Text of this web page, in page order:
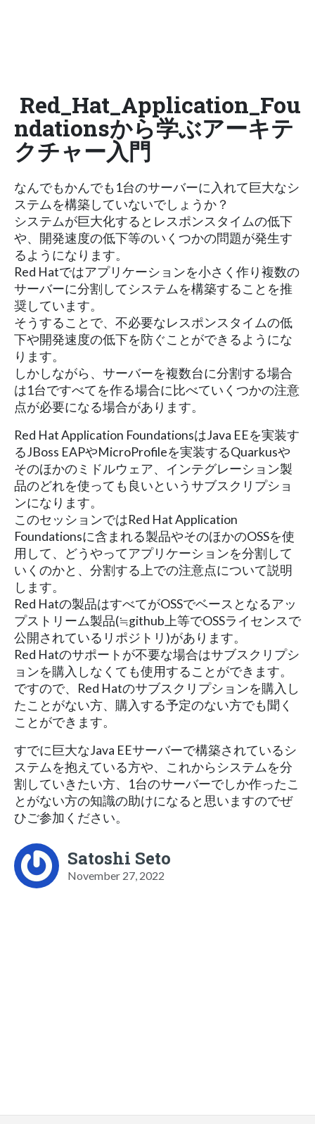
Red_Hat_Application_Fou
ndationsから学ぶアーキテ
クチャー入門
なんでもかんでも1台のサーバーに入れて巨大なシ
ステムを構築していないでしょうか？
システムが巨大化するとレスポンスタイムの低下
や、開発速度の低下等のいくつかの問題が発生す
るようになります。
Red Hatではアプリケーションを小さく作り複数の
サーバーに分割してシステムを構築することを推
奨しています。
そうすることで、不必要なレスポンスタイムの低
下や開発速度の低下を防ぐことができるようにな
ります。
しかしながら、サーバーを複数台に分割する場合
は1台ですべてを作る場合に比べていくつかの注意
点が必要になる場合があります。
Red Hat Application FoundationsはJava EEを実装す
るJBoss EAPやMicroProfileを実装するQuarkusや
そのほかのミドルウェア、インテグレーション製
品のどれを使っても良いというサブスクリプショ
ンになります。
このセッションではRed Hat Application
Foundationsに含まれる製品やそのほかのOSSを使
用して、どうやってアプリケーションを分割して
いくのかと、分割する上での注意点について説明
します。
Red Hatの製品はすべてがOSSでベースとなるアッ
プストリーム製品(≒github上等でOSSライセンスで
公開されているリポジトリ)があります。
Red Hatのサポートが不要な場合はサブスクリプシ
ョンを購入しなくても使用することができます。
ですので、Red Hatのサブスクリプションを購入し
たことがない方、購入する予定のない方でも聞く
ことができます。
すでに巨大なJava EEサーバーで構築されているシ
ステムを抱えている方や、これからシステムを分
割していきたい方、1台のサーバーでしか作ったこ
とがない方の知識の助けになると思いますのでぜ
ひご参加ください。
Satoshi Seto
November 27, 2022